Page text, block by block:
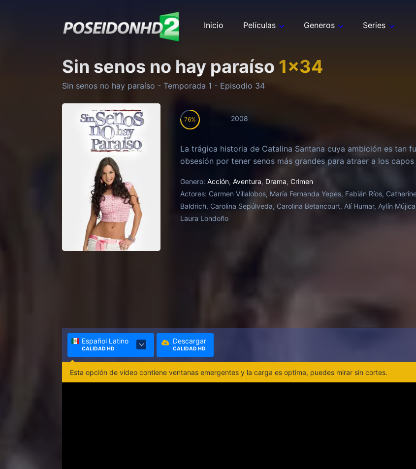
Inicio Películas Generos Series
Sin senos no hay paraíso 1x34
Sin senos no hay paraíso - Temporada 1 - Episodio 34
76 2008
La trágica historia de Catalina Santana cuya ambición es tan
obsesión por tener senos más grandes para atraer a los
Genero: Acción, Aventura, Drama, Crimen
Actores: Carmen Villalobos, María Fernanda Yepes, Fabián Ríos,
Baldrich, Carolina Sepúlveda, Carolina Betancourt, Alí Humar, Aylín
Laura Londoño
Español Latino
CALIDAD HD
Descargar
CALIDAD HD
Esta opción de video contiene ventanas emergentes y la carga es optima, puedes mirar sin cortes.